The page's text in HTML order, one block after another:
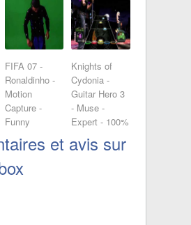
FIFA 07 -
Ronaldinho -
Motion
Capture -
Funny
Knights of
Cydonia -
Guitar Hero 3
- Muse -
Expert - 100%
et avis sur